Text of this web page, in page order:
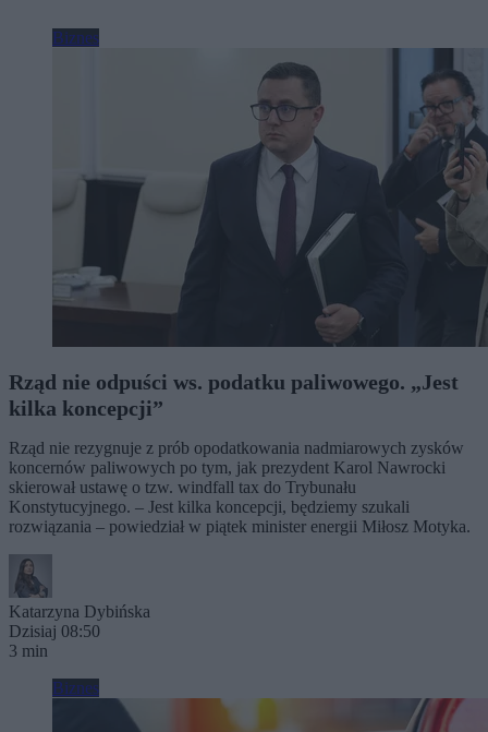
Biznes
Rząd nie odpuści ws. podatku paliwowego. „Jest
kilka koncepcji”
Rząd nie rezygnuje z prób opodatkowania nadmiarowych zysków
koncernów paliwowych po tym, jak prezydent Karol Nawrocki
skierował ustawę o tzw. windfall tax do Trybunału
Konstytucyjnego. – Jest kilka koncepcji, będziemy szukali
rozwiązania – powiedział w piątek minister energii Miłosz Motyka.
Katarzyna Dybińska
Dzisiaj 08:50
3 min
Biznes